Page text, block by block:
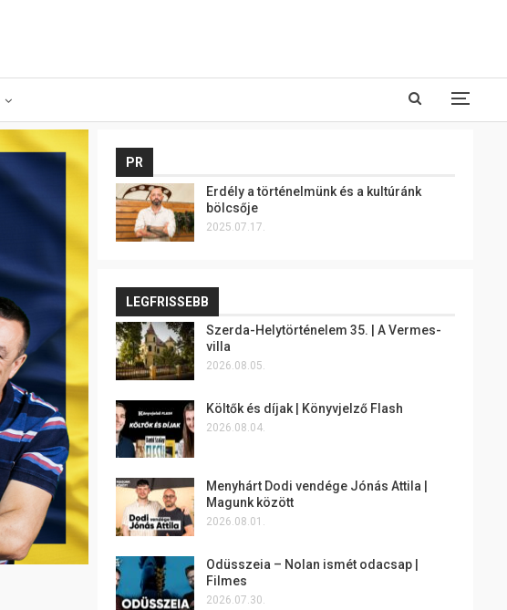
PR
Erdély a történelmünk és a kultúránk
bölcsője
2025.07.17.
LEGFRISSEBB
Szerda-Helytörténelem 35. | A Vermes-
villa
2026.08.05.
Költők és díjak | Könyvjelző Flash
2026.08.04.
Menyhárt Dodi vendége Jónás Attila |
Magunk között
2026.08.01.
Odüsszeia – Nolan ismét odacsap |
Filmes
2026.07.30.